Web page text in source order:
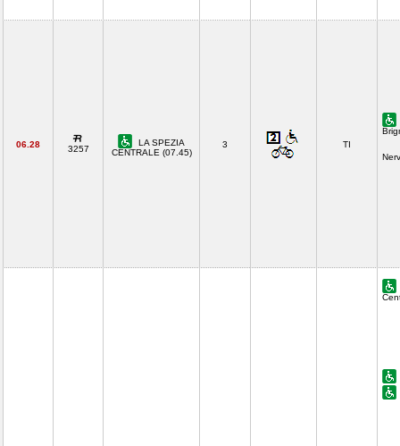
06.28 3257
LA SPEZIA
CENTRALE (07.45)
3 TI